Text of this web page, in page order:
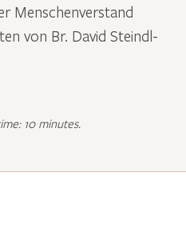
Menschenverstand
von Br. David Steindl-
10 minutes.